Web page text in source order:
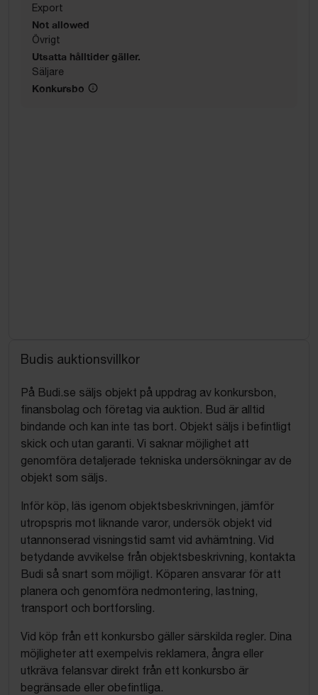
Export
Not allowed
Övrigt
Utsatta hålltider gäller.
Säljare
Konkursbo
Budis auktionsvillkor
På Budi.se säljs objekt på uppdrag av konkursbon,
finansbolag och företag via auktion. Bud är alltid
bindande och kan inte tas bort. Objekt säljs i befintligt
skick och utan garanti. Vi saknar möjlighet att
genomföra detaljerade tekniska undersökningar av de
objekt som säljs.
Inför köp, läs igenom objektsbeskrivningen, jämför
utropspris mot liknande varor, undersök objekt vid
utannonserad visningstid samt vid avhämtning. Vid
betydande avvikelse från objektsbeskrivning, kontakta
Budi så snart som möjligt. Köparen ansvarar för att
planera och genomföra nedmontering, lastning,
transport och bortforsling.
Vid köp från ett konkursbo gäller särskilda regler. Dina
möjligheter att exempelvis reklamera, ångra eller
utkräva felansvar direkt från ett konkursbo är
begränsade eller obefintliga.